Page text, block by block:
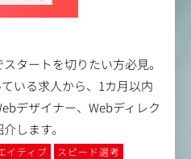
タートを切りたい方必見。
いる求人から、1カ月以内
デザイナー、Webディレク
します。
イティブ スピード選考